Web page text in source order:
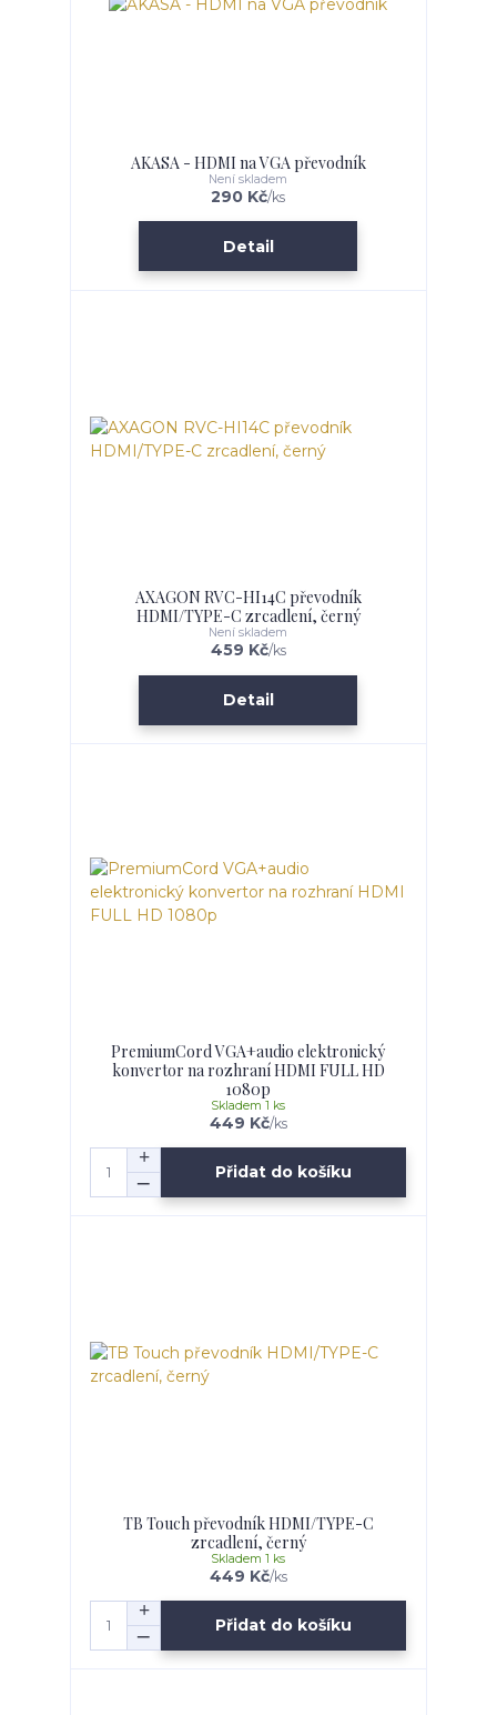
AKASA - HDMI na VGA převodník
290 Kč/ks
Není skladem
Detail
AXAGON RVC-HI14C převodník
HDMI/TYPE-C zrcadlení, černý
459 Kč/ks
Není skladem
Detail
PremiumCord VGA+audio elektronický
konvertor na rozhraní HDMI FULL HD
1080p
449 Kč/ks
Skladem 1 ks
Přidat do košíku
TB Touch převodník HDMI/TYPE-C
zrcadlení, černý
449 Kč/ks
Skladem 1 ks
Přidat do košíku